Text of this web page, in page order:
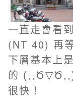
一直走會看到
(NT 40) 再
下層基本上
的
很快！